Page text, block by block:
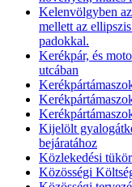
Kelenvölgyben
mellett az
padokkal.
Kerékpár, és
utcában
Kijelölt
bejáratához
Közlekedési
Közösségi